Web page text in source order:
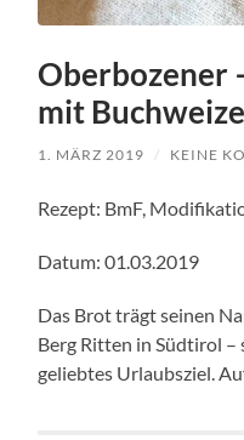
Oberbozener
mit
1. MÄRZ 2019 / KEINE
Rezept: BmF,
Datum: 01.03.2019
Das Brot trägt seinen
Berg Ritten in Südtirol –
geliebtes Urlaubsziel.